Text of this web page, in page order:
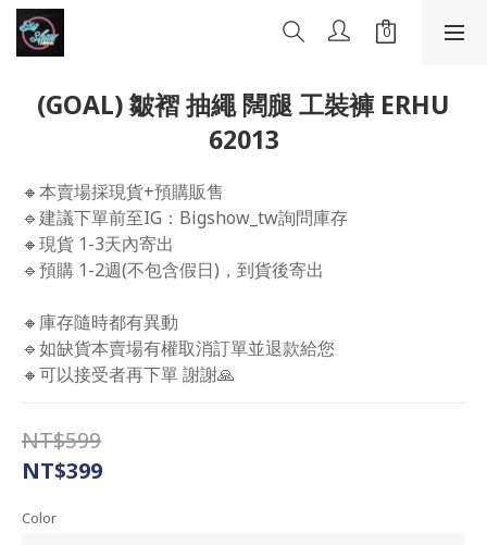
(GOAL) 皺褶 抽繩 闊腿 工裝褲 ERHU
62013
🔸本賣場採現貨+預購販售
🔹建議下單前至IG：Bigshow_tw詢問庫存
🔸現貨 1-3天內寄出
🔹預購 1-2週(不包含假日)，到貨後寄出
🔸庫存隨時都有異動
🔹如缺貨本賣場有權取消訂單並退款給您
🔸可以接受者再下單 謝謝🙏
NT$599
NT$399
Color